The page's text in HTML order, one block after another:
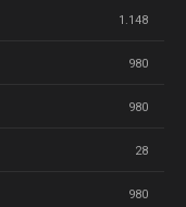
1.148
980
980
28
980